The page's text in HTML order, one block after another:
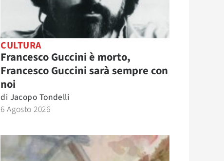
CULTURA
Francesco Guccini è morto,
Francesco Guccini sarà sempre con
noi
di Jacopo Tondelli
6 Agosto 2026